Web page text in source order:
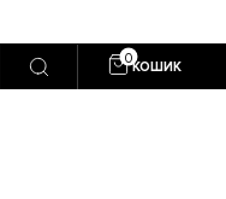
КОШИК